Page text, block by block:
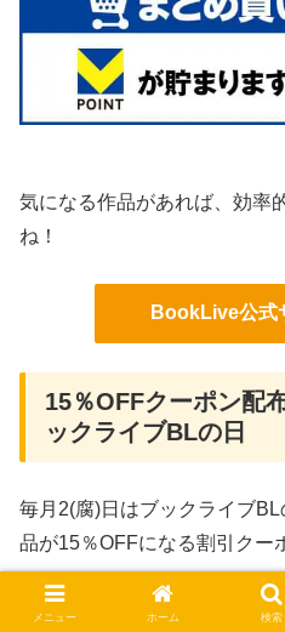
気になる作品があれば、効率
ね！
BookLive公式
15％OFFクーポン配
ックライブBLの日
毎月2(腐)日はブックライブ
品が15％OFFになる割引クー
メニュー ホーム 検索